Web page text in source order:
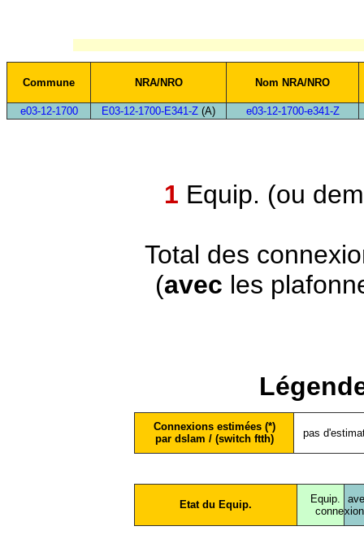
Commune NRA/NRO Nom NRA/NRO
e03-12-1700 E03-12-1700-E341-Z (A) e03-12-1700-e341-Z
1 Equip. (ou
Total des
(avec les
Connexions estimées (*)
par dslam / (switch ftth)
pas
Etat du Equip.
Equip.
conne